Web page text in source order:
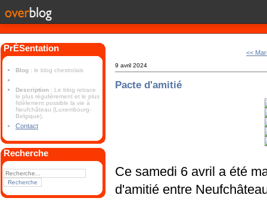
PrÉSentation
Blog : le blog chestrolais
Description : Le blog retrace
le plus régulièrement et le plus
fidèlement possible la vie à
Neufchâteau (Luxembourg-
Belgique).
Contact
Recherche
<<
9 avril 2024
Pacte d'amitié
Ce samedi 6 avril a été
d'amitié entre